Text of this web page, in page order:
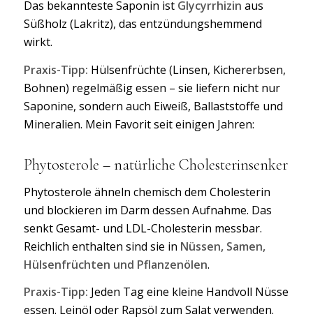
Das bekannteste Saponin ist Glycyrrhizin aus
Süßholz (Lakritz), das entzündungshemmend
wirkt.
Praxis-Tipp: Hülsenfrüchte (Linsen, Kichererbsen,
Bohnen) regelmäßig essen – sie liefern nicht nur
Saponine, sondern auch Eiweiß, Ballaststoffe und
Mineralien. Mein Favorit seit einigen Jahren:
Phytosterole – natürliche Cholesterinsenker
Phytosterole ähneln chemisch dem Cholesterin
und blockieren im Darm dessen Aufnahme. Das
senkt Gesamt- und LDL-Cholesterin messbar.
Reichlich enthalten sind sie in Nüssen, Samen,
Hülsenfrüchten und Pflanzenölen.
Praxis-Tipp: Jeden Tag eine kleine Handvoll Nüsse
essen. Leinöl oder Rapsöl zum Salat verwenden.